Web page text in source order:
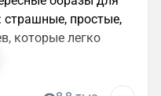
страшные, простые,
которые легко